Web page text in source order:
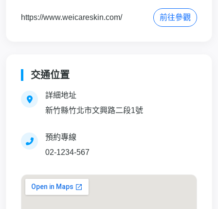
https://www.weicareskin.com/ 前往參觀
交通位置
詳細地址
新竹縣竹北市文興路二段1號
預約專線
02-1234-567